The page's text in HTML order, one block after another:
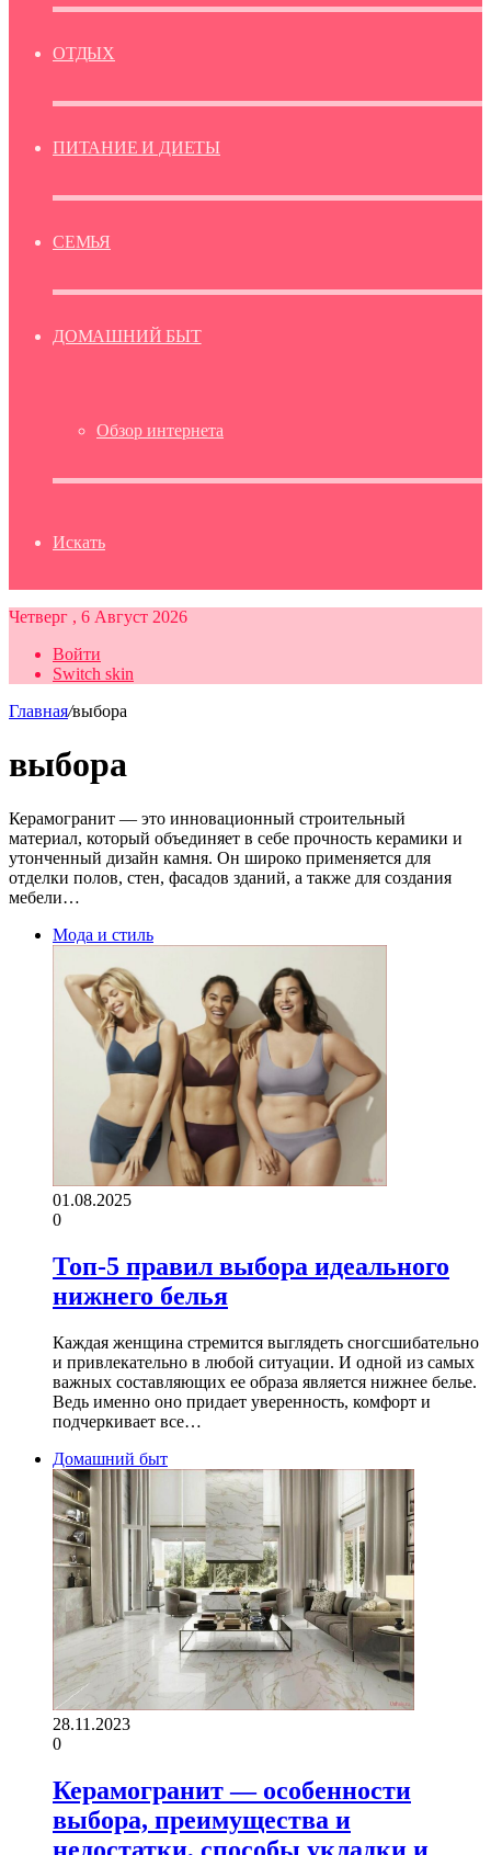
ОТДЫХ
ПИТАНИЕ И ДИЕТЫ
СЕМЬЯ
ДОМАШНИЙ БЫТ
Обзор интернета
Искать
Четверг , 6 Август 2026
Войти
Switch skin
Главная/выбора
выбора
Керамогранит — это инновационный строительный
материал, который объединяет в себе прочность керамики и
утонченный дизайн камня. Он широко применяется для
отделки полов, стен, фасадов зданий, а также для создания
мебели…
Мода и стиль
01.08.2025
0
Топ-5 правил выбора идеального
нижнего белья
Каждая женщина стремится выглядеть сногсшибательно
и привлекательно в любой ситуации. И одной из самых
важных составляющих ее образа является нижнее белье.
Ведь именно оно придает уверенность, комфорт и
подчеркивает все…
Домашний быт
28.11.2023
0
Керамогранит — особенности
выбора, преимущества и
недостатки, способы укладки и